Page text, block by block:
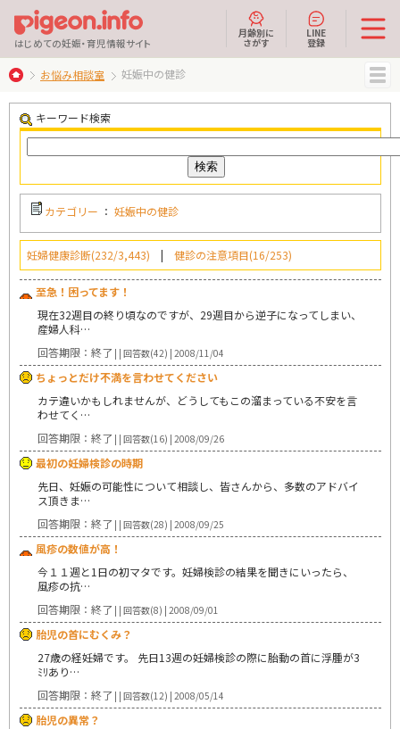
はじめての妊娠・育児情報サイト
月齢別に
さがす
LINE
登録
MENU
お悩み相談室 妊娠中の健診
キーワード検索
カテゴリー ： 妊娠中の健診
妊婦健康診断(232/3,443) | 健診の注意項目(16/253)
至急！困ってます！
現在32週目の終り頃なのですが、29週目から逆子になってしまい、
産婦人科…
回答期限：終了 | | 回答数(42) | 2008/11/04
ちょっとだけ不満を言わせてください
カテ違いかもしれませんが、どうしてもこの溜まっている不安を言
わせてく…
回答期限：終了 | | 回答数(16) | 2008/09/26
最初の妊婦検診の時期
先日、妊娠の可能性について相談し、皆さんから、多数のアドバイ
ス頂きま…
回答期限：終了 | | 回答数(28) | 2008/09/25
風疹の数値が高！
今１１週と1日の初マタです。妊婦検診の結果を聞きにいったら、
風疹の抗…
回答期限：終了 | | 回答数(8) | 2008/09/01
胎児の首にむくみ？
27歳の経妊婦です。 先日13週の妊婦検診の際に胎動の首に浮腫が3
ﾐﾘあり…
回答期限：終了 | | 回答数(12) | 2008/05/14
胎児の異常？